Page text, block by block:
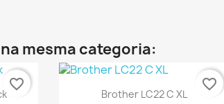
mesma categoria:
favorite_border Ver+
Brother LC22 C XL
favorite_border